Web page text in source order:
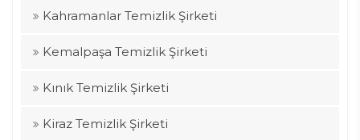
Kahramanlar Temizlik Şirketi
Kemalpaşa Temizlik Şirketi
Kınık Temizlik Şirketi
Kiraz Temizlik Şirketi